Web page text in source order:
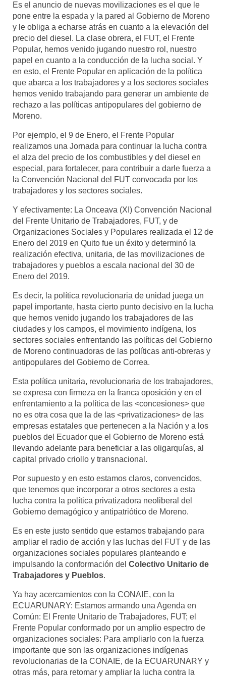
Es el anuncio de nuevas movilizaciones es el que le
pone entre la espada y la pared al Gobierno de Moreno
y le obliga a echarse atrás en cuanto a la elevación del
precio del diesel. La clase obrera, el FUT, el Frente
Popular, hemos venido jugando nuestro rol, nuestro
papel en cuanto a la conducción de la lucha social. Y
en esto, el Frente Popular en aplicación de la política
que abarca a los trabajadores y a los sectores sociales
hemos venido trabajando para generar un ambiente de
rechazo a las políticas antipopulares del gobierno de
Moreno.
Por ejemplo, el 9 de Enero, el Frente Popular
realizamos una Jornada para continuar la lucha contra
el alza del precio de los combustibles y del diesel en
especial, para fortalecer, para contribuir a darle fuerza a
la Convención Nacional del FUT convocada por los
trabajadores y los sectores sociales.
Y efectivamente: La Onceava (XI) Convención Nacional
del Frente Unitario de Trabajadores, FUT, y de
Organizaciones Sociales y Populares realizada el 12 de
Enero del 2019 en Quito fue un éxito y determinó la
realización efectiva, unitaria, de las movilizaciones de
trabajadores y pueblos a escala nacional del 30 de
Enero del 2019.
Es decir, la política revolucionaria de unidad juega un
papel importante, hasta cierto punto decisivo en la lucha
que hemos venido jugando los trabajadores de las
ciudades y los campos, el movimiento indígena, los
sectores sociales enfrentando las políticas del Gobierno
de Moreno continuadoras de las políticas anti-obreras y
antipopulares del Gobierno de Correa.
Esta política unitaria, revolucionaria de los trabajadores,
se expresa con firmeza en la franca oposición y en el
enfrentamiento a la política de las <concesiones> que
no es otra cosa que la de las <privatizaciones> de las
empresas estatales que pertenecen a la Nación y a los
pueblos del Ecuador que el Gobierno de Moreno está
llevando adelante para beneficiar a las oligarquías, al
capital privado criollo y transnacional.
Por supuesto y en esto estamos claros, convencidos,
que tenemos que incorporar a otros sectores a esta
lucha contra la política privatizadora neoliberal del
Gobierno demagógico y antipatriótico de Moreno.
Es en este justo sentido que estamos trabajando para
ampliar el radio de acción y las luchas del FUT y de las
organizaciones sociales populares planteando e
impulsando la conformación del Colectivo Unitario de
Trabajadores y Pueblos.
Ya hay acercamientos con la CONAIE, con la
ECUARUNARY: Estamos armando una Agenda en
Común: El Frente Unitario de Trabajadores, FUT; el
Frente Popular conformado por un amplio espectro de
organizaciones sociales: Para ampliarlo con la fuerza
importante que son las organizaciones indígenas
revolucionarias de la CONAIE, de la ECUARUNARY y
otras más, para retomar y ampliar la lucha contra la